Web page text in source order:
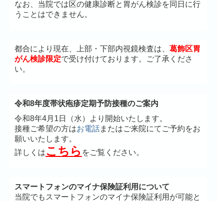
なお、当院では区の健康診断と胃がん検診を同日に行
うことはできません。
都合により現在、上部・下部内視鏡検査は、 葛飾区胃
がん検診限定で受け付けております。ご了承くださ
い。
令和8年度帯状疱疹定期予防接種のご案内
令和8年4月1日（水）より開始いたします。
接種ご希望の方はお電話またはご来院にてご予約をお
願いいたします。
詳しくはこちら をご覧ください。
スマートフォンのマイナ保険証利用について
当院でもスマートフォンのマイナ保険証利用が可能と